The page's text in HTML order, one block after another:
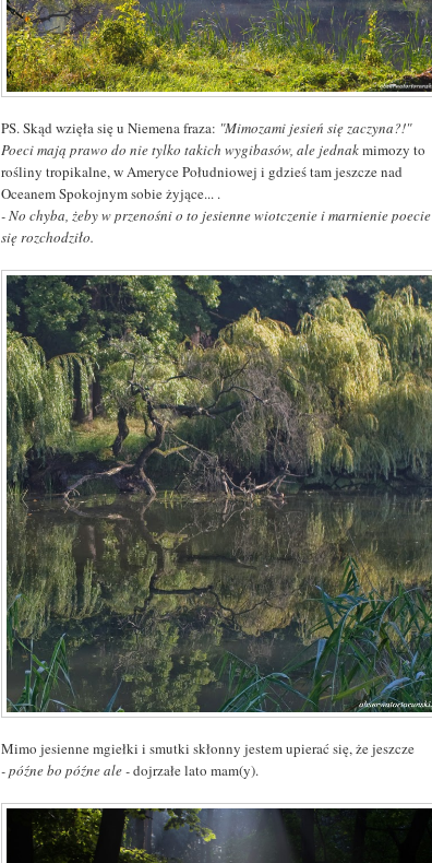
PS. Skąd wzięła się u Niemena fraza: "Mimozami jesień się zaczyna?!"
Poeci mają prawo do nie tylko takich wygibasów, ale jednakmimozy to
rośliny tropikalne, w Ameryce Południowej i gdzieś tam jeszcze nad
Oceanem Spokojnym sobie żyjące... .
- No chyba, żeby w przenośni o to jesienne wiotczenie i marnienie poecie
się rozchodziło.
Mimo jesienne mgiełki i smutki skłonny jestem upierać się, że jeszcze
- późne bo późne ale -dojrzałe lato mam(y).